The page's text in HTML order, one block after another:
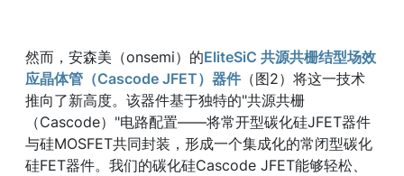
然而，安森美（onsemi）的EliteSiC 共源共栅结型场效
应晶体管（Cascode JFET）器件（图2）将这一技术
推向了新高度。该器件基于独特的"共源共栅
（Cascode）"电路配置——将常开型碳化硅JFET器件
与硅MOSFET共同封装，形成一个集成化的常闭型碳化
硅FET器件。我们的碳化硅Cascode JFET能够轻松、